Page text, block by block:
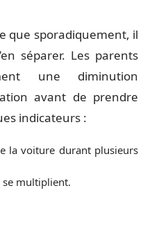
que sporadiquement, il
séparer. Les parents
une diminution
avant de prendre
indicateurs :
la voiture durant plusieurs
se multiplient.